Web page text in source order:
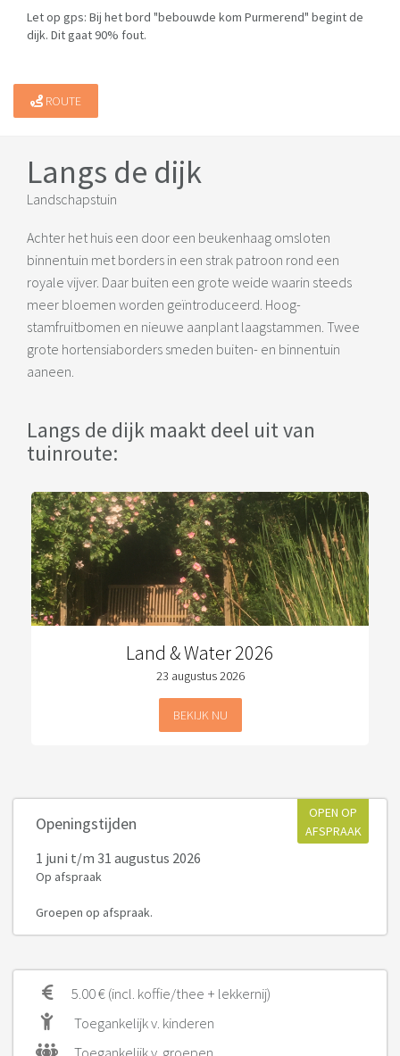
Let op gps: Bij het bord "bebouwde kom Purmerend" begint de
dijk. Dit gaat 90% fout.
ROUTE
Langs de dijk
Landschapstuin
Achter het huis een door een beukenhaag omsloten
binnentuin met borders in een strak patroon rond een
royale vijver. Daar buiten een grote weide waarin steeds
meer bloemen worden geïntroduceerd. Hoog-
stamfruitbomen en nieuwe aanplant laagstammen. Twee
grote hortensiaborders smeden buiten- en binnentuin
aaneen.
Langs de dijk maakt deel uit van
tuinroute:
Land & Water 2026
23 augustus 2026
BEKIJK NU
Openingstijden
OPEN OP
AFSPRAAK
1 juni t/m 31 augustus 2026
Op afspraak
Groepen op afspraak.
5.00 € (incl. koffie/thee + lekkernij)
Toegankelijk v. kinderen